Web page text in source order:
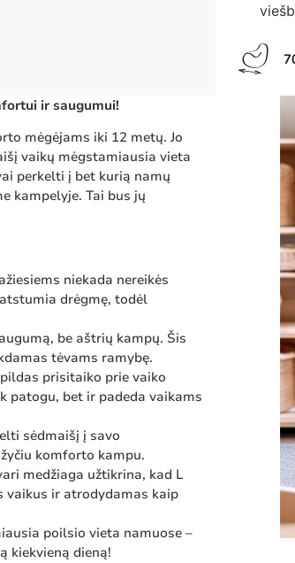
ir saugumui!
mėgėjams iki 12 metų. Jo
vaikų mėgstamiausia vieta
perkelti į bet kurią namų
kampelyje. Tai bus jų
niekada nereikės
drėgmę, todėl
be aštrių kampų. Šis
tėvams ramybę.
prisitaiko prie vaiko
patogu, bet ir padeda vaikams
sėdmaišį į savo
komforto kampu.
medžiaga užtikrina, kad L
vaikus ir atrodydamas kaip
poilsio vieta namuose –
kiekvieną dieną!